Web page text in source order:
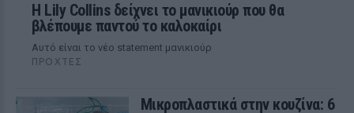
Η Lily Collins δείχνει το μανικιούρ που θα
βλέπουμε παντού το καλοκαίρι
Αυτό είναι το νέο statement μανικιούρ
ΠΡΟΧΤΈΣ
Μικροπλαστικά στην κουζίνα: 6